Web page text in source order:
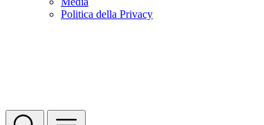
Politica della Privacy